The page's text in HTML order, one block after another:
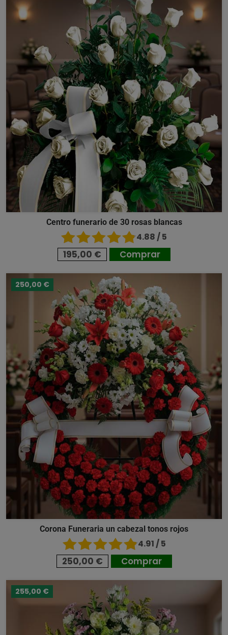
Centro funerario de 30 rosas blancas
4.88 / 5
195,00 € Comprar
250,00 €
Corona Funeraria un cabezal tonos rojos
4.91 / 5
250,00 € Comprar
255,00 €